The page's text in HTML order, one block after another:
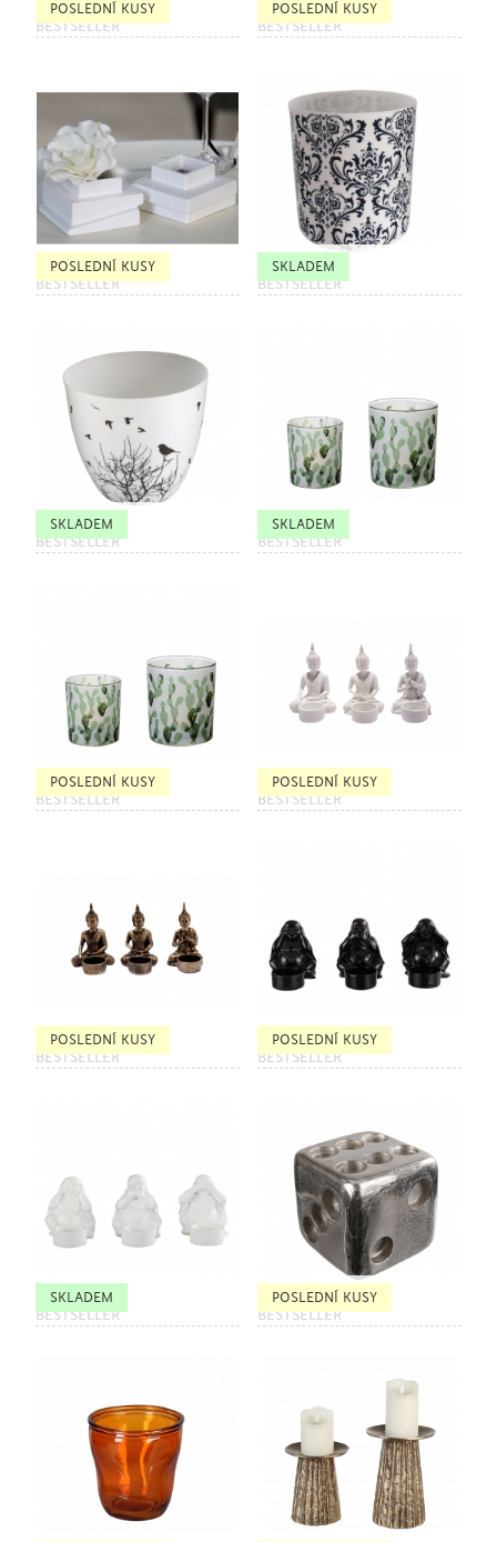
POSLEDNÍ KUSY
BESTSELLER
POSLEDNÍ KUSY
BESTSELLER
POSLEDNÍ KUSY
BESTSELLER
SKLADEM
BESTSELLER
SKLADEM
BESTSELLER
SKLADEM
BESTSELLER
POSLEDNÍ KUSY
BESTSELLER
POSLEDNÍ KUSY
BESTSELLER
POSLEDNÍ KUSY
BESTSELLER
POSLEDNÍ KUSY
BESTSELLER
SKLADEM
BESTSELLER
POSLEDNÍ KUSY
BESTSELLER